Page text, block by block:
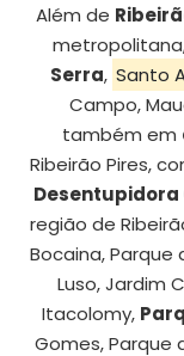
Além de
Serra, Santo
Campo,
também em
Ribeirão Pires,
região de
Bocaina, Parque
Luso, Jardim
Itacolomy,
Gomes, Parque